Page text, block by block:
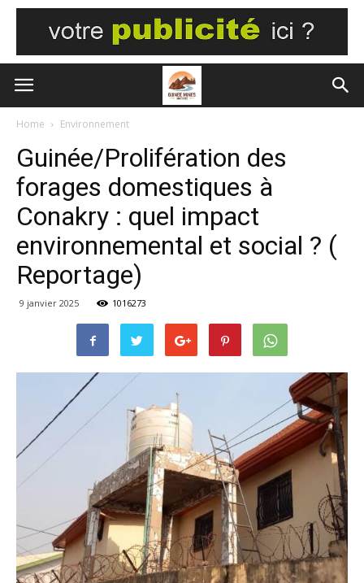
Home Environnement
Guinée/Prolifération des
forages domestiques à
Conakry : quel impact
environnemental et social ? (
Reportage)
9 janvier 2025 1016273